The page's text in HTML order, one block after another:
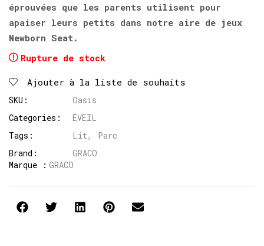
éprouvées que les parents utilisent pour
apaiser leurs petits dans notre aire de jeux
Newborn Seat.
Rupture de stock
Ajouter à la liste de souhaits
SKU:
Oasis
Categories:
ÉVEIL
Tags:
Lit,
Parc
Brand:
GRACO
Marque : GRACO